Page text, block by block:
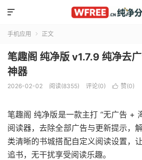

手机应用  正文
笔趣阁 纯净版 v1.7.9 纯净去
神器
2026-02-02 阅读(8355) 评论(0)  赞(0)
笔趣阁 纯净版是一款主打 “无广告 +
阅读器，去除全部广告与更新提示，
类清晰的书城搭配自定义阅读设置，
追书，无干扰享受阅读乐趣。